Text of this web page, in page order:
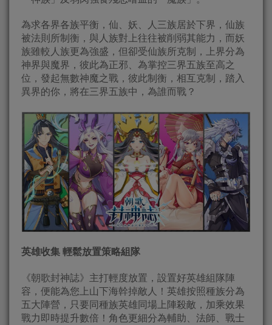
為求各界各族平衡，仙、妖、人三族居於下界，仙族
被法則所制衡，與人族對上往往被削弱其能力，而妖
族雖較人族更為強盛，但卻受仙族所克制，上界分為
神界與魔界，彼此為正邪、為掌控三界五族至高之
位，發起無數神魔之戰，彼此制衡，相互克制，踏入
異界的你，將在三界五族中，為誰而戰？
英雄收集 輕鬆放置策略組隊
《朝歌封神誌》主打輕度放置，設置好英雄組隊陣
容，便能為您上山下海幹掉敵人！英雄按照種族分為
五大陣營，只要同種族英雄同場上陣殺敵，加乘效果
戰力即時提升數倍！角色更細分為輔助、法師、戰士